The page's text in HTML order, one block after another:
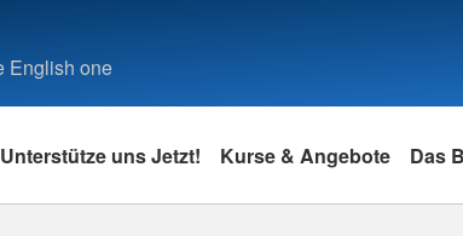
English one
Unterstütze uns Jetzt! Kurse & Angebote Das